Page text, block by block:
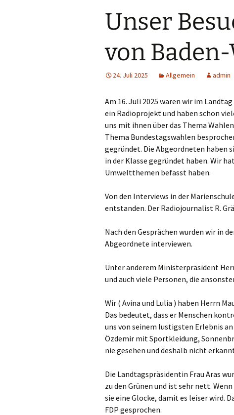
Ganztag/pädagogischer
Träger
Schulsozialarbeit und
Projekt Süd² an der
Marienschule
Pädagogischer Verbund
Süd
Eltern
Unser
von
24. Juli 2025 Allgemein admin
Am 16. Juli 2025 waren wir im
ein Radioprojekt und haben schon
uns mit ihnen über das Thema
Thema Bundestagswahlen
gegründet. Die Abgeordneten haben
in der Klasse gegründet haben. Wir
Umweltthemen befasst haben.
Von den Interviews in der
entstanden. Der Radiojournalist R.
Nach den Gesprächen wurden wir in
Abgeordnete interviewen.
Unter anderem Ministerpräsident
und auch viele Personen, die
Wir ( Avina und Lulia ) haben Herrn
Das bedeutet, dass er Menschen
uns von seinem lustigsten Erlebnis
Özdemir mit Sportkleidung,
nie gesehen und deshalb nicht
Die Landtagspräsidentin Frau Aras
zu den Grünen und ist sehr nett.
sie eine Glocke, damit es leiser wird.
FDP gesprochen.